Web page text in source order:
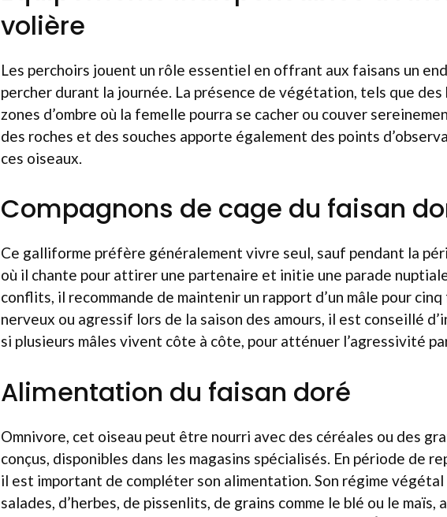
volière
Les perchoirs jouent un rôle essentiel en offrant aux faisans un
percher durant la journée. La présence de végétation, tels que des
zones d’ombre où la femelle pourra se cacher ou couver
des roches et des souches apporte également des points
ces oiseaux.
Compagnons de cage du faisan
Ce galliforme préfère généralement vivre seul, sauf pendant la
où il chante pour attirer une partenaire et initie une parade
conflits, il recommande de maintenir un rapport d’un mâle pour
nerveux ou agressif lors de la saison des amours, il est conseillé
si plusieurs mâles vivent côte à côte, pour atténuer l’agressivité
Alimentation du faisan doré
Omnivore, cet oiseau peut être nourri avec des céréales ou des
conçus, disponibles dans les magasins spécialisés. En période de
il est important de compléter son alimentation. Son régime
salades, d’herbes, de pissenlits, de grains comme le blé ou le maïs,